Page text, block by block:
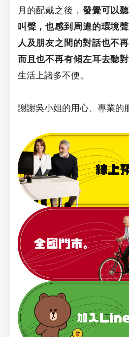
月的配戴之後， 發覺可以
叫聲，也感到周遭的環境
人及朋友之間的對話也不
而且也不再有傾左耳去聽
生活上諸多不便。
謝謝吳小姐的用心、專業的